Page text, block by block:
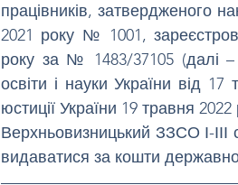
працівників, затвердженого
2021 року № 1001,
року за № 1483/37105 (далі –
освіти і науки України від
юстиції України 19 травня
Верхньовизницький ЗЗСО І-ІІІ
видаватися за кошти